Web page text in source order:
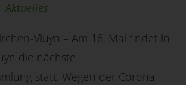
|Aktuelles
Vluyn – Am 16. Mai findet in
die nächste
statt. Wegen der Corona-